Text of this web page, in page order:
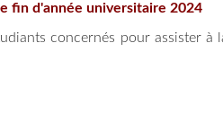
fin d'année universitaire 2024
concernés pour assister